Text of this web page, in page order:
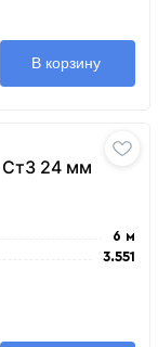
В корзину
Ст3 24 мм
6 м
3.551